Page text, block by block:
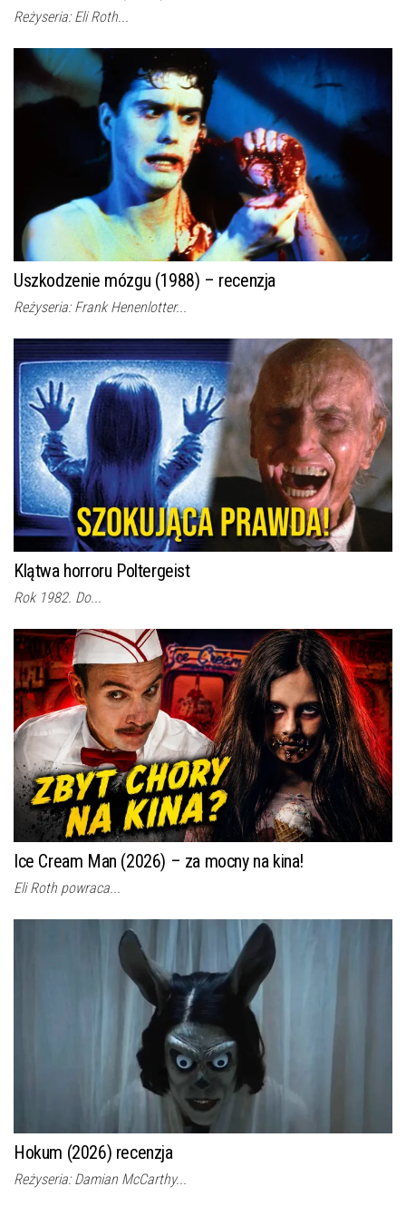
Reżyseria: Eli Roth...
Uszkodzenie mózgu (1988) – recenzja
Reżyseria: Frank Henenlotter...
Klątwa horroru Poltergeist
Rok 1982. Do...
Ice Cream Man (2026) – za mocny na kina!
Eli Roth powraca...
Hokum (2026) recenzja
Reżyseria: Damian McCarthy...